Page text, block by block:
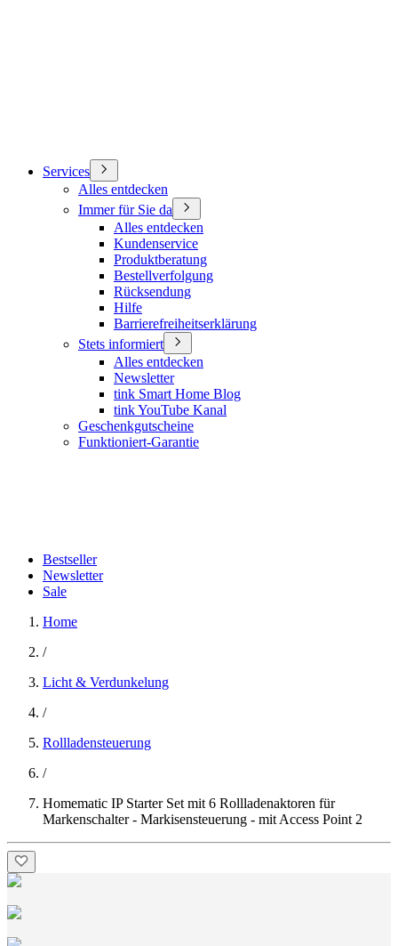
Services
Alles entdecken
Immer für Sie da
Alles entdecken
Kundenservice
Produktberatung
Bestellverfolgung
Rücksendung
Hilfe
Barrierefreiheitserklärung
Stets informiert
Alles entdecken
Newsletter
tink Smart Home Blog
tink YouTube Kanal
Geschenkgutscheine
Funktioniert-Garantie
Bestseller
Newsletter
Sale
Home
/
Licht & Verdunkelung
/
Rollladensteuerung
/
Homematic IP Starter Set mit 6 Rollladenaktoren für
Markenschalter - Markisensteuerung - mit Access Point 2